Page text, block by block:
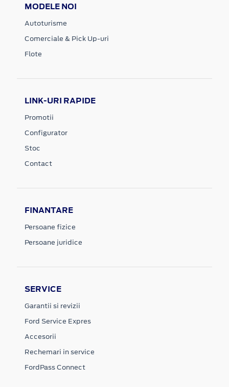
MODELE NOI
Autoturisme
Comerciale & Pick Up-uri
Flote
LINK-URI RAPIDE
Promotii
Configurator
Stoc
Contact
FINANTARE
Persoane fizice
Persoane juridice
SERVICE
Garantii si revizii
Ford Service Expres
Accesorii
Rechemari in service
FordPass Connect